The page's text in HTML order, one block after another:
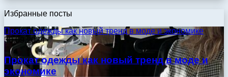
Избранные посты
Прокат одежды как новый тренд в моде и экономике
30.09.2024
Прокат одежды как новый тренд в моде и
экономике